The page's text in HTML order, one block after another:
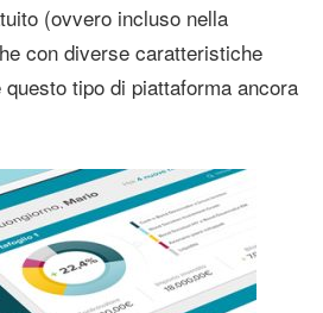
(ovvero incluso nella
con diverse caratteristiche
tipo di piattaforma ancora